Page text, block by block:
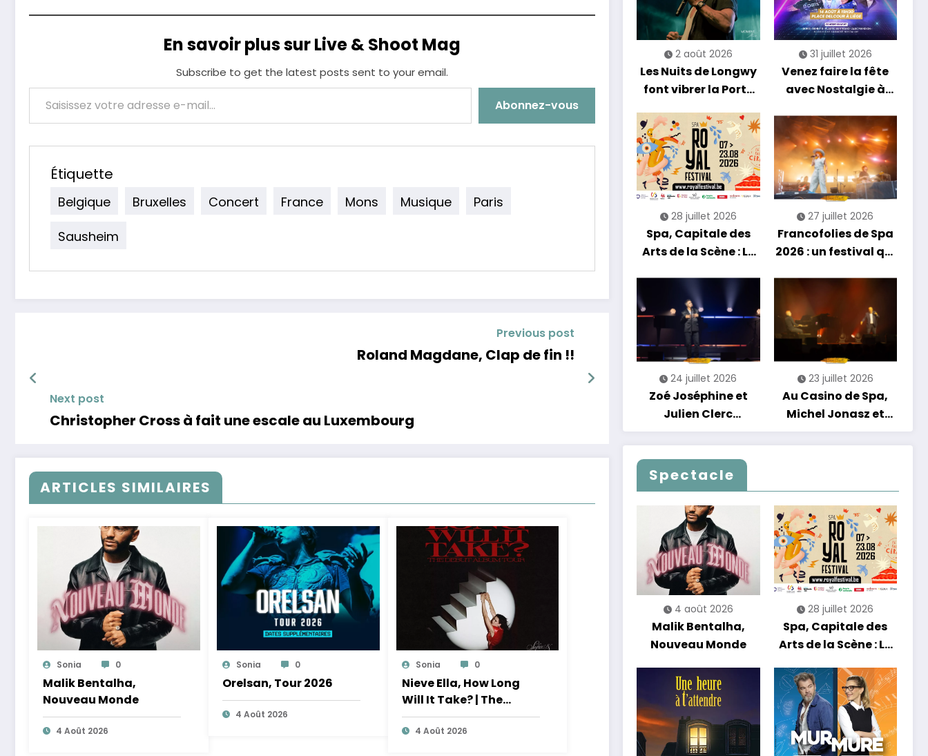
En savoir plus sur Live & Shoot Mag
Subscribe to get the latest posts sent to your email.
Saisissez votre adresse e-mail…
Abonnez-vous
Étiquette
Belgique Bruxelles Concert France Mons Musique
Paris
Sausheim
Previous post
Roland Magdane, Clap de fin !!
Next post
Christopher Cross à fait une escale au Luxembourg
ARTICLES SIMILAIRES
Sonia 0
Malik Bentalha,
Nouveau Monde
4 Août 2026
Sonia 0
Orelsan, Tour 2026
4 Août 2026
Sonia 0
Nieve Ella, How Long
Will It Take? | The
Debut Album Tour
4 Août 2026
2 août 2026
Les Nuits de Longwy
font vibrer la Porte
soirée entre
découvertes et
énergie reggae
31 juillet 2026
Venez faire la fête
avec Nostalgie à
28 juillet 2026
Spa, Capitale des
Arts de la Scène : Le
27 juillet 2026
Francofolies de Spa
2026 : un festival qui
nouveautés et
grands moments de
scène
24 juillet 2026
Zoé Joséphine et
Julien Clerc
clôturent en beauté
Les Nuits
Francofolies au
23 juillet 2026
Au Casino de Spa,
Michel Jonasz et
Alain Chamfort
célèbrent le temps
nostalgie
Spectacle
4 août 2026
Malik Bentalha,
Nouveau Monde
28 juillet 2026
Spa, Capitale des
Arts de la Scène : Le
est Lancé !